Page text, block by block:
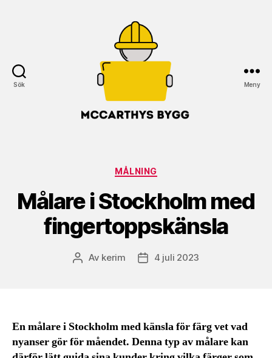
Sök Meny
Kategorier
MÅLNING
Målare i Stockholm med
fingertoppskänsla
Inläggsförfattare
Av kerim Inläggsdatum
4 juli 2023
En målare i Stockholm med känsla för färg vet vad
nyanser gör för måendet. Denna typ av målare kan